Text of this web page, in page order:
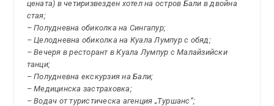
цената) в четиризвезден хотел на остров Бали в двойна
стая;
– Полудневна обиколка на Сингапур;
– Целодневна обиколка на Куала Лумпур с обяд;
– Вечеря в ресторант в Куала Лумпур с Малайзийски
танци;
– Полудневна екскурзия на Бали;
– Медицинска застраховка;
– Водач от туристическа агенция „Туршанс”;